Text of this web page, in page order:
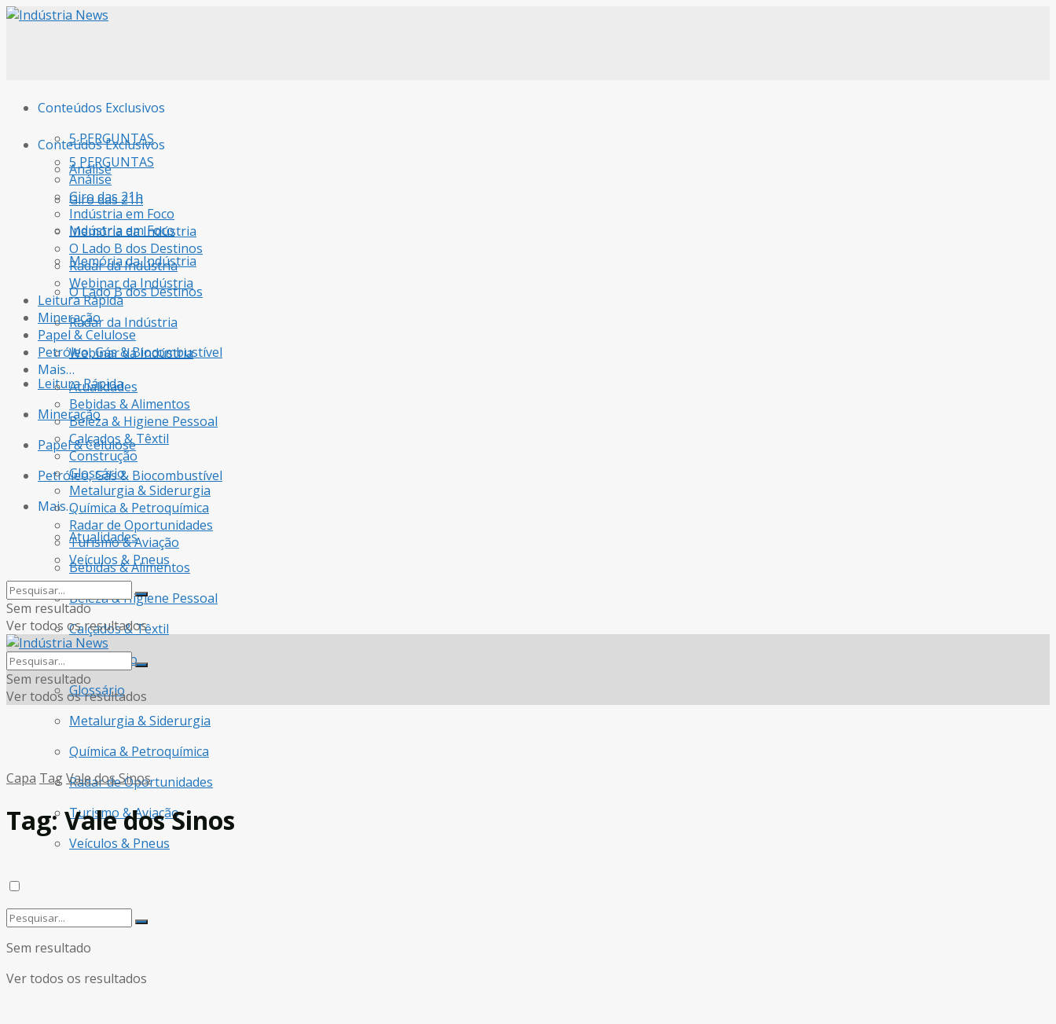
Conteúdos Exclusivos
5 PERGUNTAS
Análise
Giro das 21h
Indústria em Foco
Memória da Indústria
O Lado B dos Destinos
Radar da Indústria
Webinar da Indústria
Leitura Rápida
Mineração
Papel & Celulose
Petróleo, Gás & Biocombustível
Mais…
Atualidades
Bebidas & Alimentos
Beleza & Higiene Pessoal
Calçados & Têxtil
Construção
Glossário
Metalurgia & Siderurgia
Química & Petroquímica
Radar de Oportunidades
Turismo & Aviação
Veículos & Pneus
Sem resultado
Ver todos os resultados
Conteúdos Exclusivos
5 PERGUNTAS
Análise
Giro das 21h
Indústria em Foco
Memória da Indústria
O Lado B dos Destinos
Radar da Indústria
Webinar da Indústria
Leitura Rápida
Mineração
Papel & Celulose
Petróleo, Gás & Biocombustível
Mais…
Atualidades
Bebidas & Alimentos
Beleza & Higiene Pessoal
Calçados & Têxtil
Construção
Glossário
Metalurgia & Siderurgia
Química & Petroquímica
Radar de Oportunidades
Turismo & Aviação
Veículos & Pneus
Sem resultado
Ver todos os resultados
Sem resultado
Ver todos os resultados
Capa TagVale dos Sinos
Tag:Vale dos Sinos